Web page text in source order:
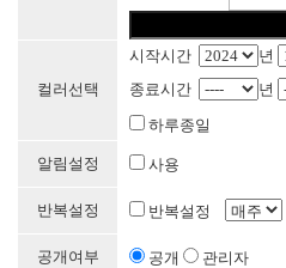
컬러선택
시작시간 년
종료시간
년
하루종일
알림설정 사용
반복설정 반복설정
공개여부 공개 관리자